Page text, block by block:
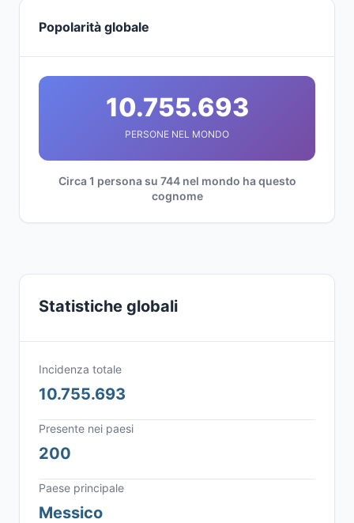
Popolarità globale
10.755.693
PERSONE NEL MONDO
Circa 1 persona su 744 nel mondo ha questo
cognome
Statistiche globali
Incidenza totale
10.755.693
Presente nei paesi
200
Paese principale
Messico